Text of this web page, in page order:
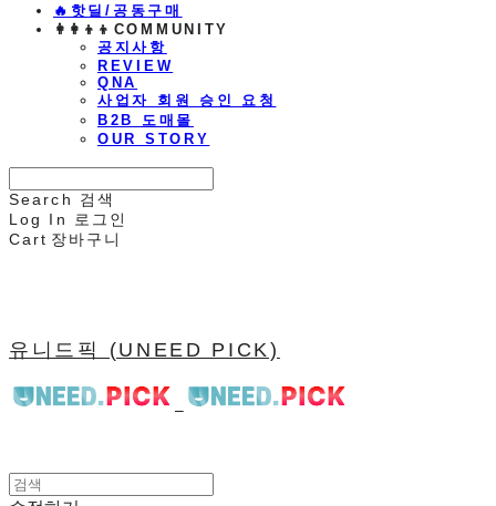
🔥핫딜/공동구매
👩‍👩‍👦‍👦COMMUNITY
공지사항
REVIEW
QNA
사업자 회원 승인 요청
B2B 도매몰
OUR STORY
Search
검색
Log In
로그인
Cart 장바구니
유니드픽 (UNEED PICK)